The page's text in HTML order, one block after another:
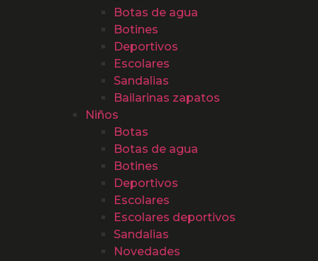
Botas de agua
Botines
Deportivos
Escolares
Sandalias
Bailarinas zapatos
Niños
Botas
Botas de agua
Botines
Deportivos
Escolares
Escolares deportivos
Sandalias
Novedades